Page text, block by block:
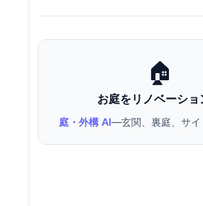
🏠
お庭をリノベーショ
庭・外構 AI—玄関、裏庭、サイ